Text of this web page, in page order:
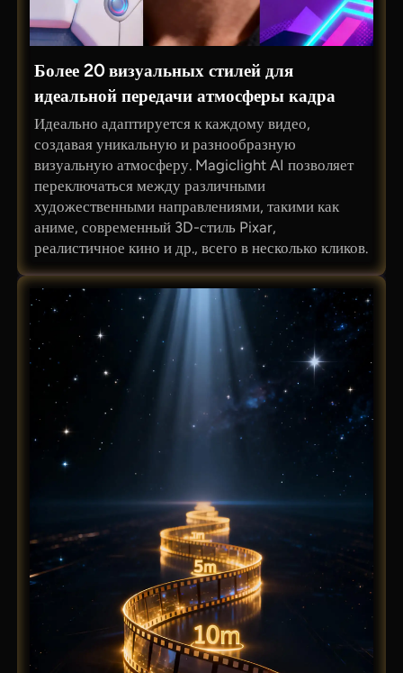
Более 20 визуальных стилей для
идеальной передачи атмосферы кадра
Идеально адаптируется к каждому видео,
создавая уникальную и разнообразную
визуальную атмосферу. Magiclight AI позволяет
переключаться между различными
художественными направлениями, такими как
аниме, современный 3D-стиль Pixar,
реалистичное кино и др., всего в несколько кликов.